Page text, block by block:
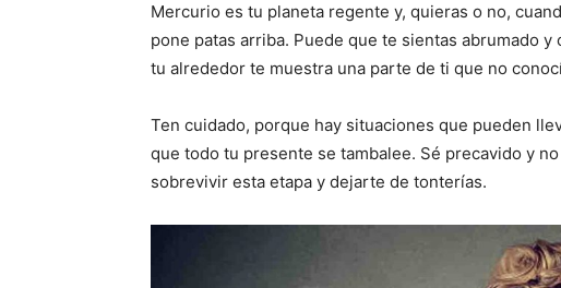
Mercurio es tu planeta regente y, quieras o no,
pone patas arriba. Puede que te sientas abrumado
tu alrededor te muestra una parte de ti que no
Ten cuidado, porque hay situaciones que pueden
que todo tu presente se tambalee. Sé precavido y
sobrevivir esta etapa y dejarte de tonterías.